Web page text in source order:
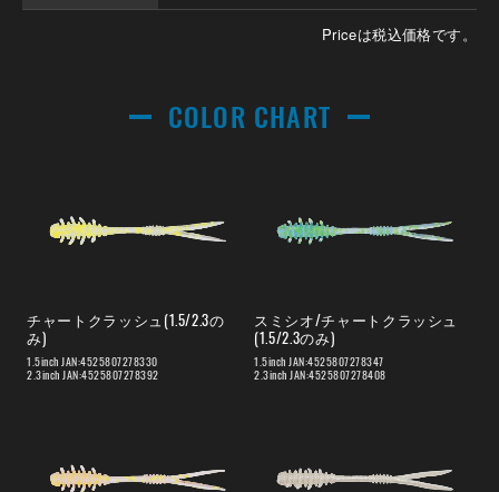
Priceは税込価格です。
COLOR CHART
チャートクラッシュ(1.5/2.3の
み)
1.5inch JAN:4525807278330
2.3inch JAN:4525807278392
スミシオ/チャートクラッシュ
(1.5/2.3のみ)
1.5inch JAN:4525807278347
2.3inch JAN:4525807278408